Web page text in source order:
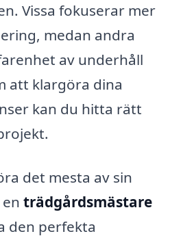
Vissa fokuserar mer
medan andra
av underhåll
att klargöra dina
kan du hitta rätt
det mesta av sin
trädgårdsmästare
den perfekta